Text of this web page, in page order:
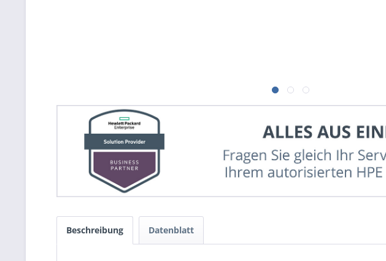
Beschreibung Datenblatt